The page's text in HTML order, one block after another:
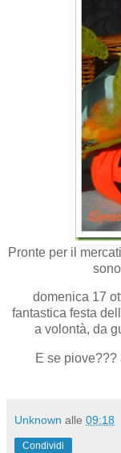
Pronte per il
domenica 17
fantastica festa
a volontà, da
E se
Unknown alle 09:18
Condividi